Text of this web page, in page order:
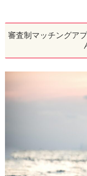
審査制マッチングア